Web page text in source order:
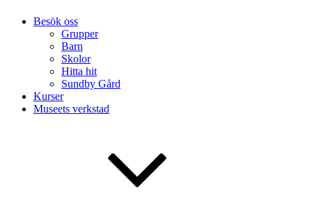
Besök oss
Grupper
Barn
Skolor
Hitta hit
Sundby Gård
Kurser
Museets verkstad